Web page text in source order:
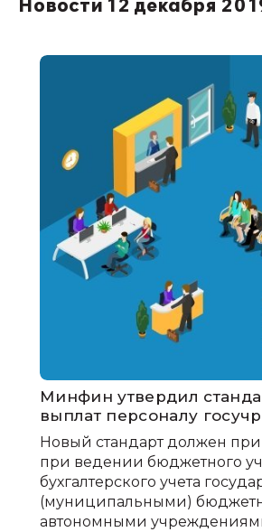
Новости 12 декабря
Минфин утвердил
выплат персоналу
Новый стандарт должен
при ведении бюджетного
бухгалтерского учета
(муниципальными)
автономными